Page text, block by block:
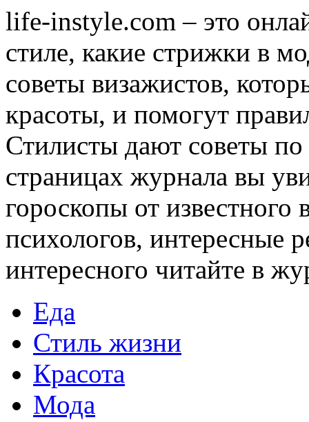
life-instyle.com – это
стиле, какие стрижки в
советы визажистов,
красоты, и помогут
Стилисты дают советы
страницах журнала вы
гороскопы от известного
психологов, интересные
интересного читайте в
Еда
Стиль жизни
Красота
Мода